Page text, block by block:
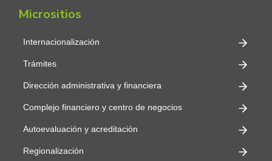
Micrositios
Internacionalización
Trámites
Dirección administrativa y financiera
Complejo financiero y centro de negocios
Autoevaluación y acreditación
Regionalización